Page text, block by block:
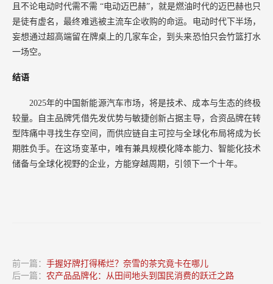
且不论电动时代需不需 “电动迈巴赫”，就是燃油时代的迈巴赫也只
是徒有虚名，最终难逃被主流车企收购的命运。电动时代下半场，
妄想通过超高端留在牌桌上的几家车企，到头来恐怕只会竹篮打水
一场空。
结语
2025年的中国新能源汽车市场，将是技术、成本与生态的终极
较量。自主品牌凭借先发优势与敏捷创新占据主导，合资品牌在转
型阵痛中寻找生存空间，而供应链自主可控与全球化布局将成为长
期胜负手。在这场变革中，唯有兼具规模化降本能力、智能化技术
储备与全球化视野的企业，方能穿越周期，引领下一个十年。
前一篇： 手握好牌打得稀烂？奈雪的茶究竟卡在哪儿
后一篇： 农产品品牌化：从田间地头到国民消费的跃迁之路